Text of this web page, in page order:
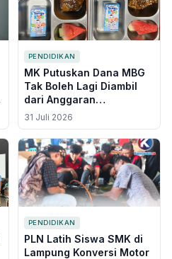
PENDIDIKAN
MK Putuskan Dana MBG
Tak Boleh Lagi Diambil
dari Anggaran
Operasional Pendidikan,
Berlaku Paling Lambat
2028
31 Juli 2026
PENDIDIKAN
PLN Latih Siswa SMK di
Lampung Konversi Motor